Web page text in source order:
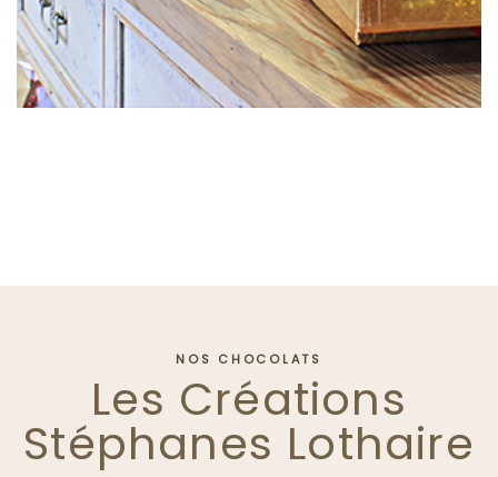
NOS CHOCOLATS
Les Créations
Stéphanes Lothaire